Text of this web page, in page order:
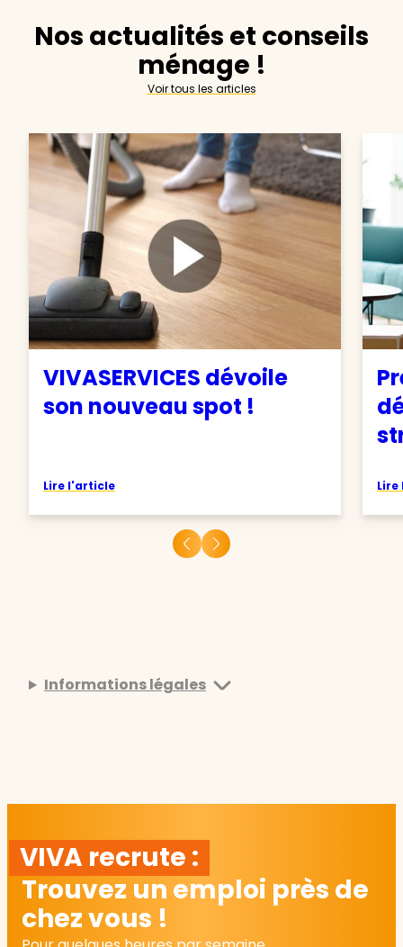
Nos actualités et conseils
ménage !
Voir tous les articles
VIVASERVICES dévoile
son nouveau spot !
Lire l'article
Informations légales
VIVA recrute :
Trouvez un emploi près de
chez vous !